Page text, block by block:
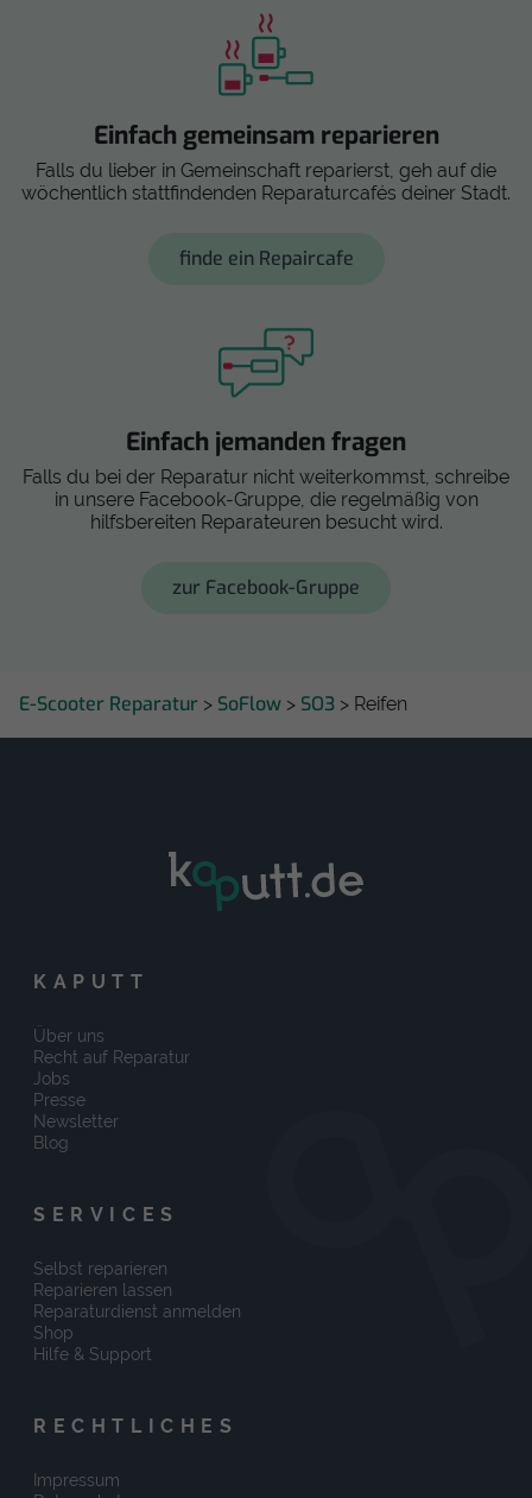
Einfach gemeinsam reparieren
Falls du lieber in Gemeinschaft reparierst, geh auf die
wöchentlich stattfindenden Reparaturcafés deiner Stadt.
finde ein Repaircafe
Einfach jemanden fragen
Falls du bei der Reparatur nicht weiterkommst, schreibe
in unsere Facebook-Gruppe, die regelmäßig von
hilfsbereiten Reparateuren besucht wird.
zur Facebook-Gruppe
E-Scooter Reparatur > SoFlow > SO3 > Reifen
KAPUTT
Über uns
Recht auf Reparatur
Jobs
Presse
Newsletter
Blog
SERVICES
Selbst reparieren
Reparieren lassen
Reparaturdienst anmelden
Shop
Hilfe & Support
RECHTLICHES
Impressum